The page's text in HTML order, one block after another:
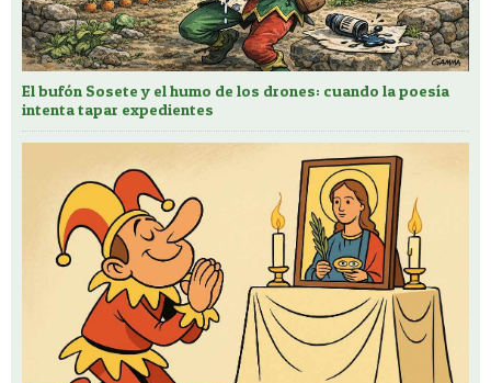
El bufón Sosete y el humo de los drones: cuando la poesía
intenta tapar expedientes